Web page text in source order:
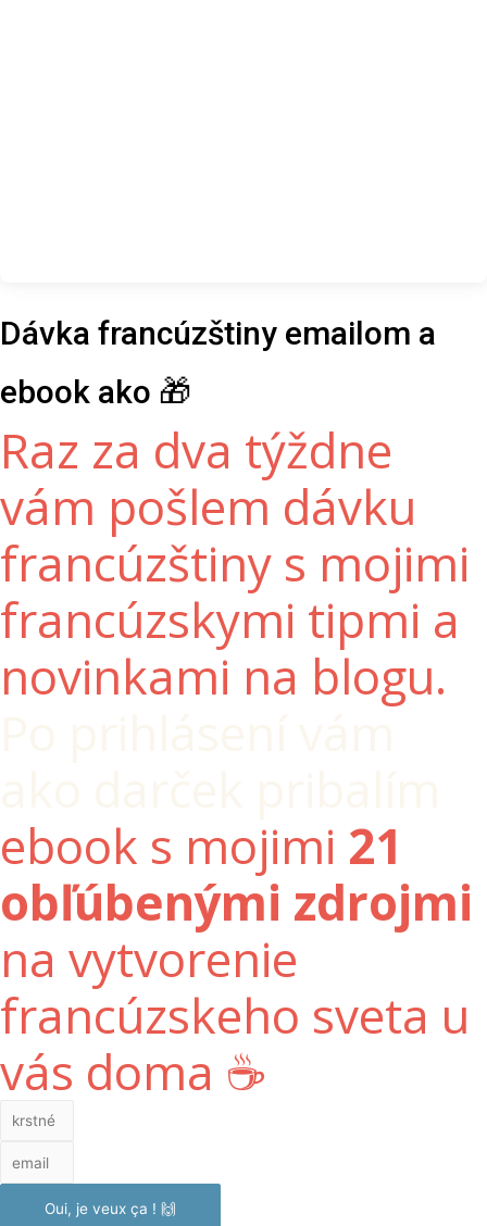
Dávka francúzštiny emailom a
ebook ako 🎁
Raz za dva týždne
vám pošlem dávku
francúzštiny s mojimi
francúzskymi tipmi a
novinkami na blogu.
ebook s mojimi 21
obľúbenými zdrojmi
na vytvorenie
francúzskeho sveta u
vás doma ☕️
Oui, je veux ça ! 🙌